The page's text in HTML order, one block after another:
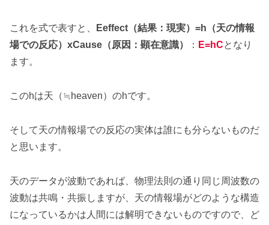
これを式で表すと、
Eeffect（結果：現実）=h（天の情報
場での反応）xCause（原因：顕在意識）
： E=hCとなり
ます。
このhは天（≒heaven）のhです。
そして天の情報場での反応の実体は誰にも分らないものだ
と思います。
天のデータが波動であれば、物理法則の通り同じ周波数の
波動は共鳴・共振しますが、天の情報場がどのような構造
になっているかは人間には解明できないものですので、ど